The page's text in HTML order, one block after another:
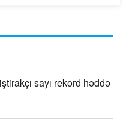
sayı rekord həddə